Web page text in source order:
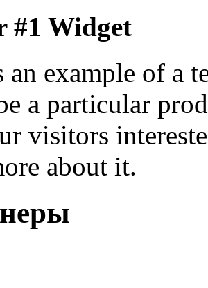
#1 Widget
an example of a
a particular
visitors
about it.